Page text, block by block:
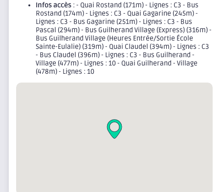
Infos accès : - Quai Rostand (171m) - Lignes : C3 - Bus
Rostand (174m) - Lignes : C3 - Quai Gagarine (245m) -
Lignes : C3 - Bus Gagarine (251m) - Lignes : C3 - Bus
Pascal (294m) - Bus Guilherand Village (Express) (316m) -
Bus Guilherand Village (Heures Entrée/Sortie École
Sainte-Eulalie) (319m) - Quai Claudel (394m) - Lignes : C3
- Bus Claudel (396m) - Lignes : C3 - Bus Guilherand -
Village (477m) - Lignes : 10 - Quai Guilherand - Village
(478m) - Lignes : 10